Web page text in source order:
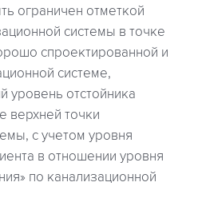
ограничен отметкой
системы в точке
спроектированной и
системе,
уровень отстойника
верхней точки
с учетом уровня
в отношении уровня
по канализационной